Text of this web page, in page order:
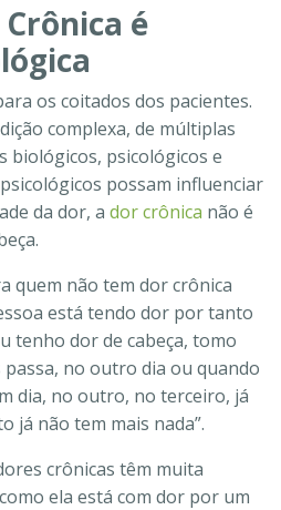
é
os coitados dos pacientes.
complexa, de múltiplas
biológicos, psicológicos e
possam influenciar
da dor, a dor crônica não é
quem não tem dor crônica
está tendo dor por tanto
tenho dor de cabeça, tomo
no outro dia ou quando
dia, no outro, no terceiro, já
já não tem mais nada”.
crônicas têm muita
ela está com dor por um